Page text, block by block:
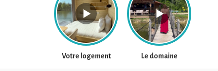
Votre logement Le domaine